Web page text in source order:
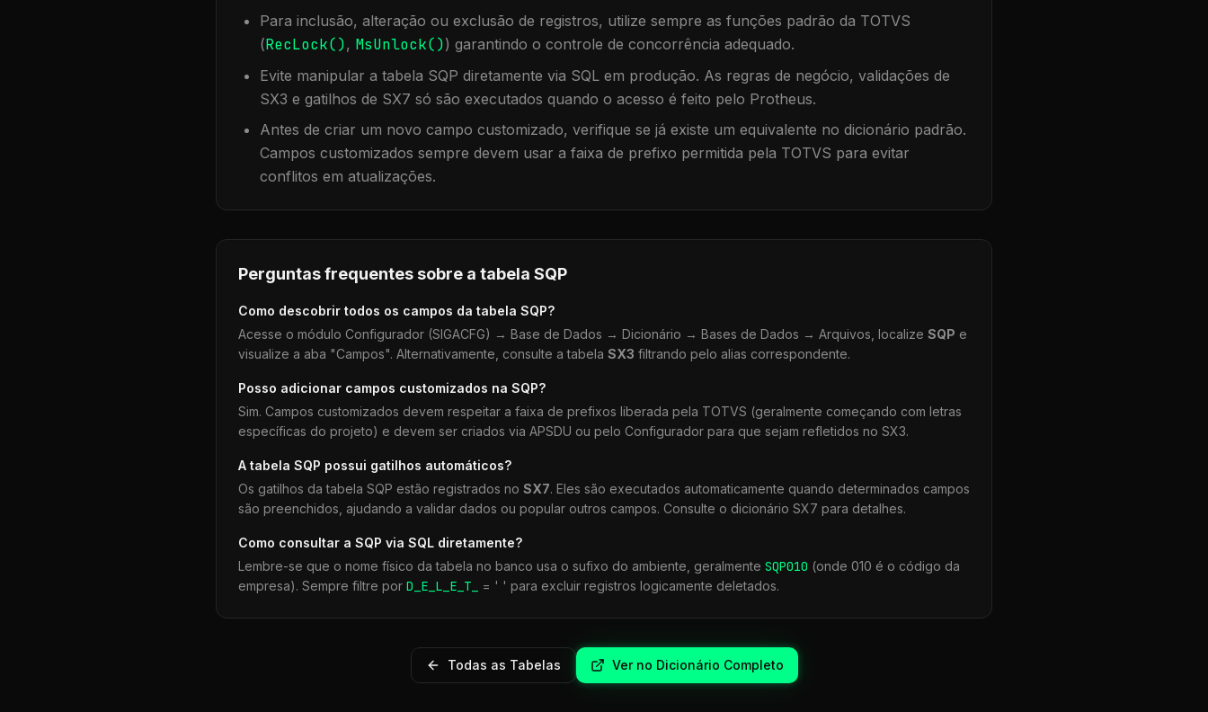
Para inclusão, alteração ou exclusão de registros, utilize sempre as funções padrão da TOTVS
(RecLock(), MsUnlock()) garantindo o controle de concorrência adequado.
Evite manipular a tabela SQP diretamente via SQL em produção. As regras de negócio, validações de
SX3 e gatilhos de SX7 só são executados quando o acesso é feito pelo Protheus.
Antes de criar um novo campo customizado, verifique se já existe um equivalente no dicionário padrão.
Campos customizados sempre devem usar a faixa de prefixo permitida pela TOTVS para evitar
conflitos em atualizações.
Perguntas frequentes sobre a tabela SQP
Como descobrir todos os campos da tabela SQP?
Acesse o módulo Configurador (SIGACFG) → Base de Dados → Dicionário → Bases de Dados → Arquivos, localize SQP e
visualize a aba "Campos". Alternativamente, consulte a tabela SX3 filtrando pelo alias correspondente.
Posso adicionar campos customizados na SQP?
Sim. Campos customizados devem respeitar a faixa de prefixos liberada pela TOTVS (geralmente começando com letras
específicas do projeto) e devem ser criados via APSDU ou pelo Configurador para que sejam refletidos no SX3.
A tabela SQP possui gatilhos automáticos?
Os gatilhos da tabela SQP estão registrados no SX7. Eles são executados automaticamente quando determinados campos
são preenchidos, ajudando a validar dados ou popular outros campos. Consulte o dicionário SX7 para detalhes.
Como consultar a SQP via SQL diretamente?
Lembre-se que o nome físico da tabela no banco usa o sufixo do ambiente, geralmente SQP010 (onde 010 é o código da
empresa). Sempre filtre por D_E_L_E_T_ = ' ' para excluir registros logicamente deletados.
Todas as Tabelas Ver no Dicionário Completo